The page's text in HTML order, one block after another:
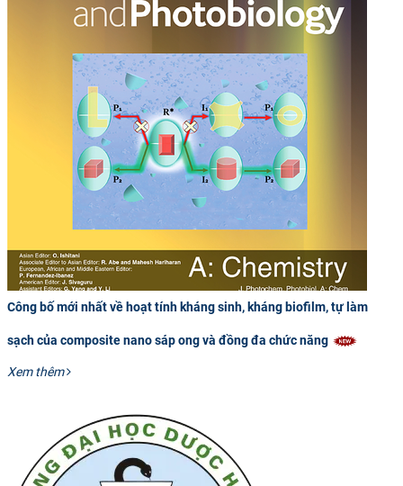
Công bố mới nhất về hoạt tính kháng sinh, kháng biofilm, tự làm
sạch của composite nano sáp ong và đồng đa chức năng
Xem thêm